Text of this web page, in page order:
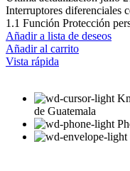
Interruptores diferenciales
1.1 Función Protección
Añadir a lista de deseos
Añadir al carrito
Vista rápida
de Guatemala